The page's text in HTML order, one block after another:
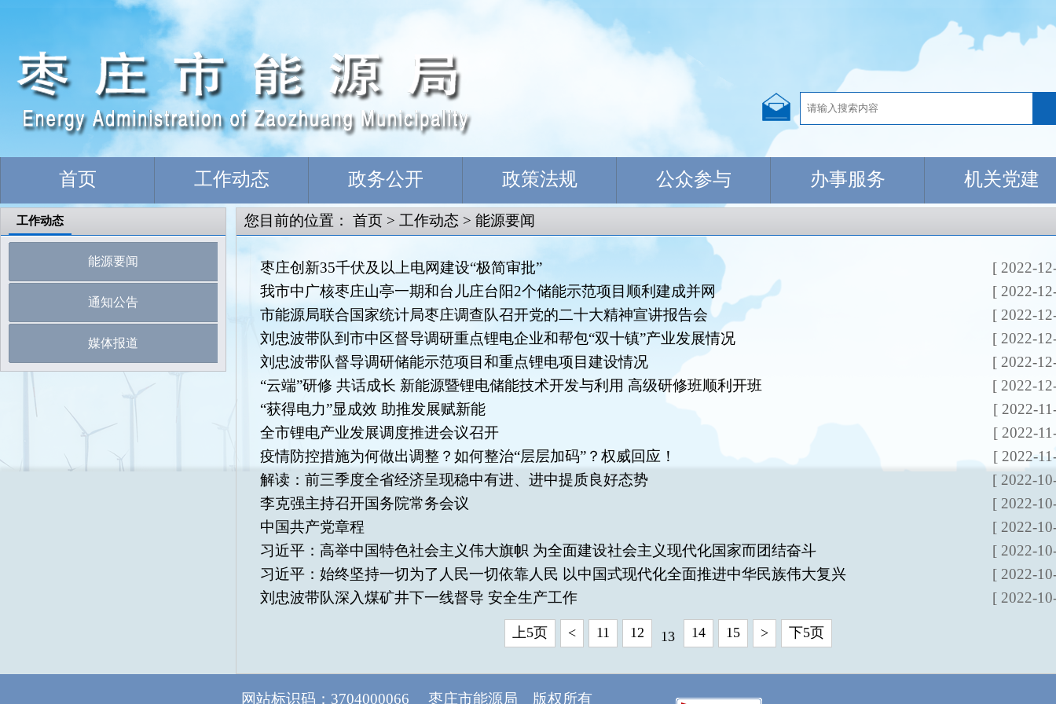
首页 工作动态 政务公开 政策法规 公众参与 办事服务 机关党建
工作动态
能源要闻
通知公告
媒体报道
您目前的位置： 首页 > 工作动态 > 能源要闻
枣庄创新35千伏及以上电网建设“极简审批”
[ 2022-
我市中广核枣庄山亭一期和台儿庄台阳2个储能示范项目顺利建成并网
[ 2022-
市能源局联合国家统计局枣庄调查队召开党的二十大精神宣讲报告会
[ 2022-
刘忠波带队到市中区督导调研重点锂电企业和帮包“双十镇”产业发展情况
[ 2022-
刘忠波带队督导调研储能示范项目和重点锂电项目建设情况
[ 2022-
“云端”研修 共话成长 新能源暨锂电储能技术开发与利用 高级研修班顺利开班
[ 2022-
“获得电力”显成效 助推发展赋新能
[ 2022-
全市锂电产业发展调度推进会议召开
[ 2022-
疫情防控措施为何做出调整？如何整治“层层加码”？权威回应！
[ 2022-
解读：前三季度全省经济呈现稳中有进、进中提质良好态势
[ 2022-
李克强主持召开国务院常务会议
[ 2022-
中国共产党章程
[ 2022-
习近平：高举中国特色社会主义伟大旗帜 为全面建设社会主义现代化国家而团结奋斗
[ 2022-
习近平：始终坚持一切为了人民一切依靠人民 以中国式现代化全面推进中华民族伟大复兴
[ 2022-
刘忠波带队深入煤矿井下一线督导 安全生产工作
[ 2022-
上5页 < 11 12 13 14 15 > 下5页
网站标识码：3704000066 枣庄市能源局 版权所有